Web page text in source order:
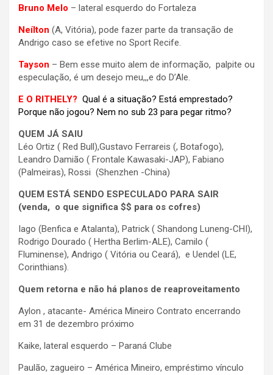
Bruno Melo – lateral esquerdo do Fortaleza
Neílton (A, Vitória), pode fazer parte da transação de
Andrigo caso se efetive no Sport Recife.
Tayson – Bem esse muito alem de informação, palpite ou
especulação, é um desejo meu,,,e do D’Ale.
E O RITHELY? Qual é a situação? Está emprestado?
Porque não jogou? Nem no sub 23 para pegar ritmo?
QUEM JÁ SAIU
Léo Ortiz ( Red Bull),Gustavo Ferrareis (, Botafogo),
Leandro Damião ( Frontale Kawasaki-JAP), Fabiano
(Palmeiras), Rossi (Shenzhen -China)
QUEM ESTÁ SENDO ESPECULADO PARA SAIR
(venda, o que significa $$ para os cofres)
Iago (Benfica e Atalanta), Patrick ( Shandong Luneng-CHI),
Rodrigo Dourado ( Hertha Berlim-ALE), Camilo (
Fluminense), Andrigo ( Vitória ou Ceará), e Uendel (LE,
Corinthians).
Quem retorna e não há planos de reaproveitamento
Aylon , atacante- América Mineiro Contrato encerrando
em 31 de dezembro próximo
Kaike, lateral esquerdo – Paraná Clube
Paulão, zagueiro – América Mineiro, empréstimo vínculo